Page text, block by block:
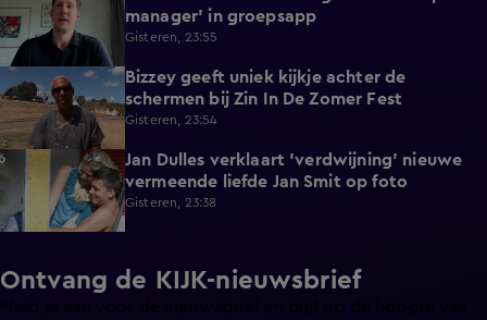
manager' in groepsapp
Gisteren, 23:55
1:32
Bizzey geeft uniek kijkje achter de
schermen bij Zin In De Zomer Fest
Gisteren, 23:54
4:14
Jan Dulles verklaart 'verdwijning' nieuwe
vermeende liefde Jan Smit op foto
Gisteren, 23:38
Ontvang de KIJK-nieuwsbrief